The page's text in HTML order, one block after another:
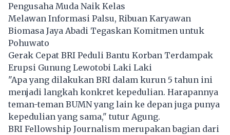
Pengusaha Muda Naik Kelas
Melawan Informasi Palsu, Ribuan Karyawan
Biomasa Jaya Abadi Tegaskan Komitmen untuk
Pohuwato
Gerak Cepat BRI Peduli Bantu Korban Terdampak
Erupsi Gunung Lewotobi Laki Laki
"Apa yang dilakukan BRI dalam kurun 5 tahun ini
menjadi langkah konkret kepedulian. Harapannya
teman-teman BUMN yang lain ke depan juga punya
kepedulian yang sama," tutur Agung.
BRI Fellowship Journalism merupakan bagian dari